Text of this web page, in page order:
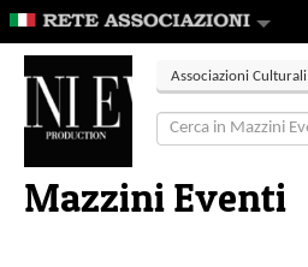
Associazioni Culturali
Mazzini Eventi